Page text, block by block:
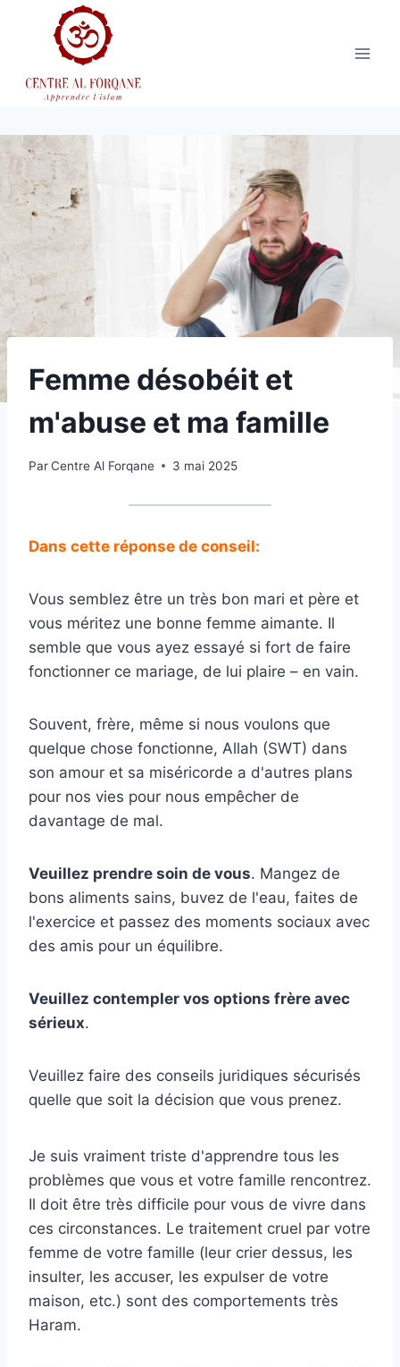
Femme désobéit et
m'abuse et ma famille
ParCentre Al Forqane 3 mai 2025
Dans cette réponse de conseil:
Vous semblez être un très bon mari et père et
vous méritez une bonne femme aimante. Il
semble que vous ayez essayé si fort de faire
fonctionner ce mariage, de lui plaire – en vain.
Souvent, frère, même si nous voulons que
quelque chose fonctionne, Allah (SWT) dans
son amour et sa miséricorde a d'autres plans
pour nos vies pour nous empêcher de
davantage de mal.
Veuillez prendre soin de vous. Mangez de
bons aliments sains, buvez de l'eau, faites de
l'exercice et passez des moments sociaux avec
des amis pour un équilibre.
Veuillez contempler vos options frère avec
sérieux.
Veuillez faire des conseils juridiques sécurisés
quelle que soit la décision que vous prenez.
Je suis vraiment triste d'apprendre tous les
problèmes que vous et votre famille rencontrez.
Il doit être très difficile pour vous de vivre dans
ces circonstances. Le traitement cruel par votre
femme de votre famille (leur crier dessus, les
insulter, les accuser, les expulser de votre
maison, etc.) sont des comportements très
Haram.